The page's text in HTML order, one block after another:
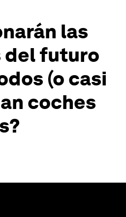
las
del futuro
(o casi
coches